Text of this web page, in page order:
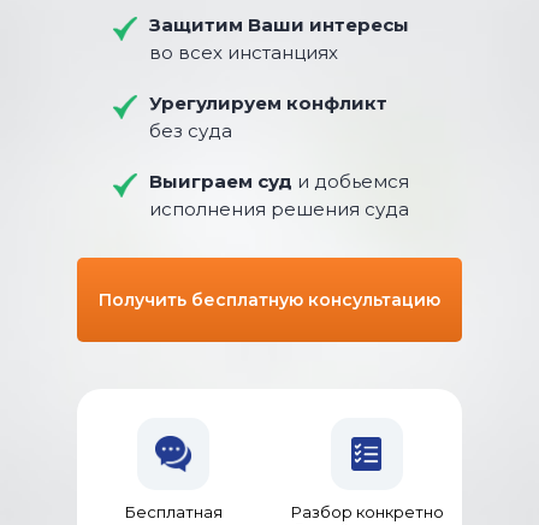
Защитим Ваши интересы
во всех инстанциях
Урегулируем конфликт
без суда
Выиграем суд и добьемся
исполнения решения суда
Бесплатная
Разбор конкретно
Получить бесплатную консультацию